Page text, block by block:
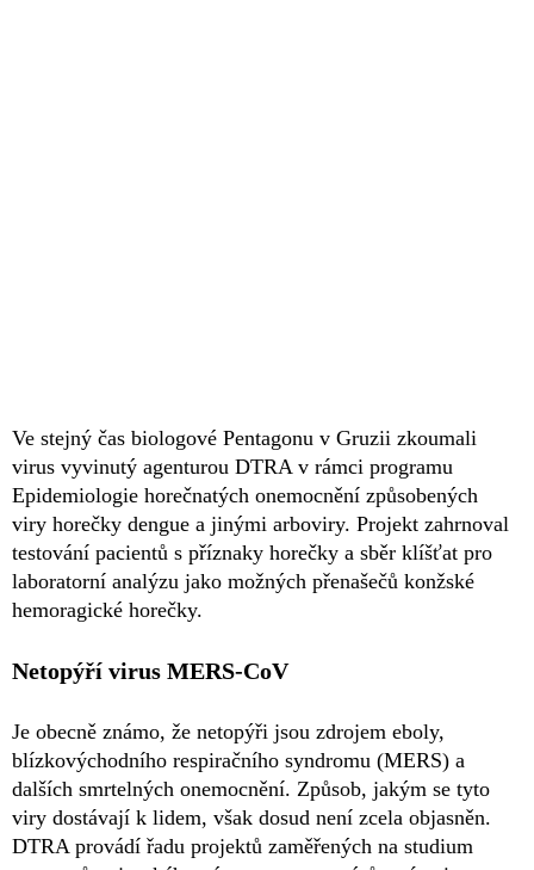
Ve stejný čas biologové Pentagonu v Gruzii zkoumali
virus vyvinutý agenturou DTRA v rámci programu
Epidemiologie horečnatých onemocnění způsobených
viry horečky dengue a jinými arboviry. Projekt zahrnoval
testování pacientů s příznaky horečky a sběr klíšťat pro
laboratorní analýzu jako možných přenašečů konžské
hemoragické horečky.
Netopýří virus MERS-CoV
Je obecně známo, že netopýři jsou zdrojem eboly,
blízkovýchodního respiračního syndromu (MERS) a
dalších smrtelných onemocnění. Způsob, jakým se tyto
viry dostávají k lidem, však dosud není zcela objasněn.
DTRA provádí řadu projektů zaměřených na studium